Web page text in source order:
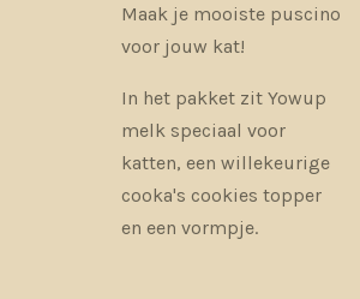
Maak je mooiste puscino
voor jouw kat!
In het pakket zit Yowup
melk speciaal voor
katten, een willekeurige
cooka's cookies topper
en een vormpje.